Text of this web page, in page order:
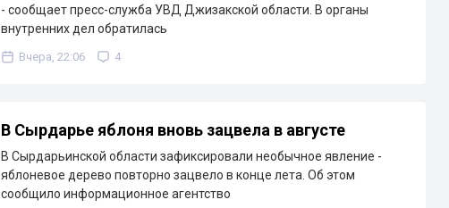
- сообщает пресс-служба УВД Джизакской области. В органы
внутренних дел обратилась
Вчера, 22:06 4
В Сырдарье яблоня вновь зацвела в августе
В Сырдарьинской области зафиксировали необычное явление -
яблоневое дерево повторно зацвело в конце лета. Об этом
сообщило информационное агентство